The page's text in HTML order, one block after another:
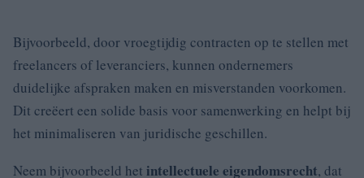
Bijvoorbeeld, door vroegtijdig contracten op te stellen met
freelancers of leveranciers, kunnen ondernemers
duidelijke afspraken maken en misverstanden voorkomen.
Dit creëert een solide basis voor samenwerking en helpt bij
het minimaliseren van juridische geschillen.
Neem bijvoorbeeld het intellectuele eigendomsrecht, dat